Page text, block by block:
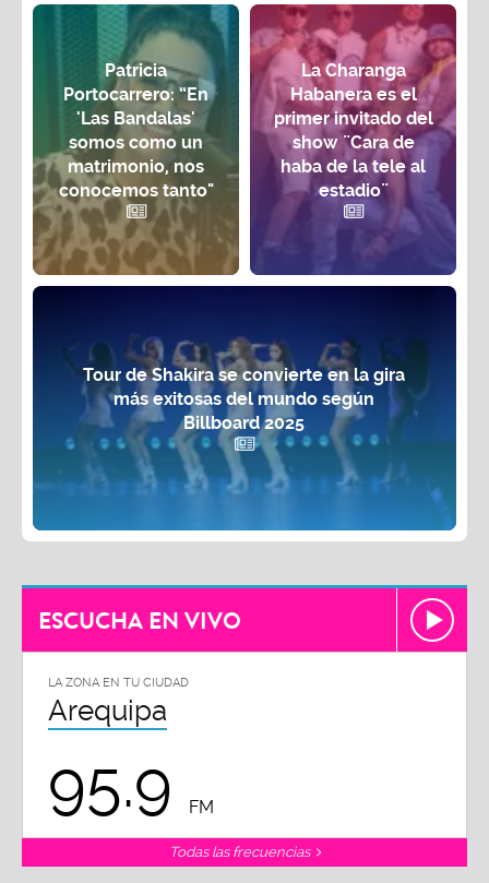
Patricia
Portocarrero: “En
'Las Bandalas'
somos como un
matrimonio, nos
conocemos tanto"
La Charanga
Habanera es el
primer invitado del
show ¨Cara de
haba de la tele al
estadio¨
Tour de Shakira se convierte en la gira
más exitosas del mundo según
Billboard 2025
ESCUCHA EN VIVO
LA ZONA EN TU CIUDAD
Arequipa
95.9 FM
Todas las frecuencias